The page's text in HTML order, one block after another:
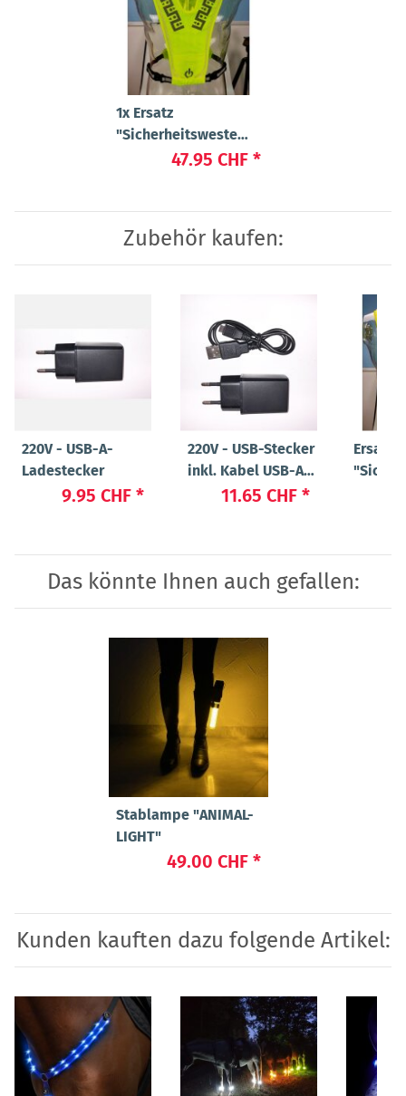
1x Ersatz
"Sicherheitsweste
"Flex" Small47.95 CHF *
Zubehör kaufen:
220V - USB-A-
Ladestecker
9.95 CHF *
220V - USB-Stecker
inkl. Kabel USB-A
auf USB Micro
11.65 CHF *
Ersatz
Das könnte Ihnen auch gefallen:
Stablampe "ANIMAL-
LIGHT"
49.00 CHF *
Kunden kauften dazu folgende Artikel: